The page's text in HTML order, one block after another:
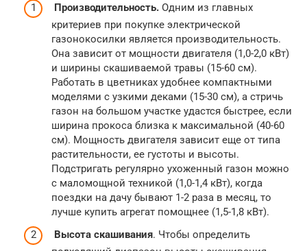
Производительность. Одним из главных
критериев при покупке электрической
газонокосилки является производительность.
Она зависит от мощности двигателя (1,0-2,0 кВт)
и ширины скашиваемой травы (15-60 см).
Работать в цветниках удобнее компактными
моделями с узкими деками (15-30 см), а стричь
газон на большом участке удастся быстрее, если
ширина прокоса близка к максимальной (40-60
см). Мощность двигателя зависит еще от типа
растительности, ее густоты и высоты.
Подстригать регулярно ухоженный газон можно
с маломощной техникой (1,0-1,4 кВт), когда
поездки на дачу бывают 1-2 раза в месяц, то
лучше купить агрегат помощнее (1,5-1,8 кВт).
Высота скашивания. Чтобы определить